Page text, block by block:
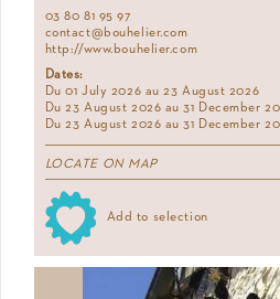
03 80 81 95 97
contact@bouhelier.com
http://www.bouhelier.com
Dates:
Du 01 July 2026 au 23 August 2026
Du 23 August 2026 au 31 December
Du 23 August 2026 au 31 December
LOCATE ON MAP
Add to selection